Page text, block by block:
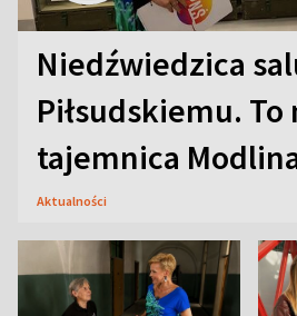
Niedźwiedzica
Piłsudskiemu.
tajemnica
Aktualności